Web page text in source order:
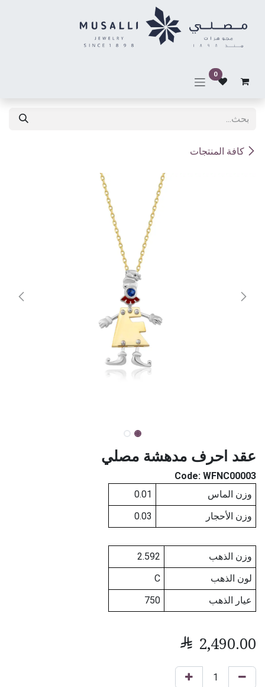
0
كافة المنتجات
عقد احرف مدهشة مصلي
Code: WFNC00003
وزن الماس
0.01
وزن الأحجار
0.03
وزن الذهب
2.592
لون الذهب
C
عيار الذهب
750
 2,490.00